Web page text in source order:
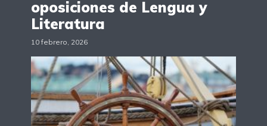
oposiciones de Lengua y
Literatura
10 febrero, 2026